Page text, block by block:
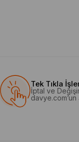
Tek Tıkla
İptal ve
davye.com’un